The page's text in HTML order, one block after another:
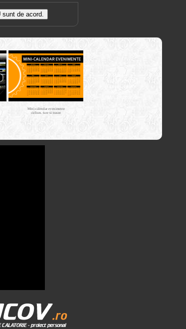
Mini-calendar evenimente
ciclism, ture si trasee
bicicleta MTB